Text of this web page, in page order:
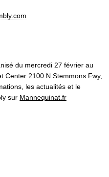
du mercredi 27 février au
Center 2100 N Stemmons Fwy,
les actualités et le
sur Mannequinat.fr